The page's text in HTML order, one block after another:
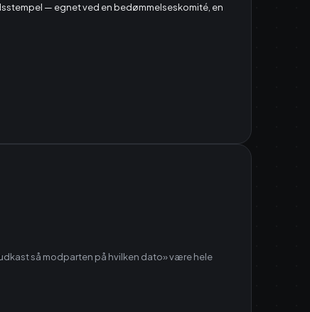
— egnet ved en bedømmelseskomité, en
så modparten på hvilken dato» være hele